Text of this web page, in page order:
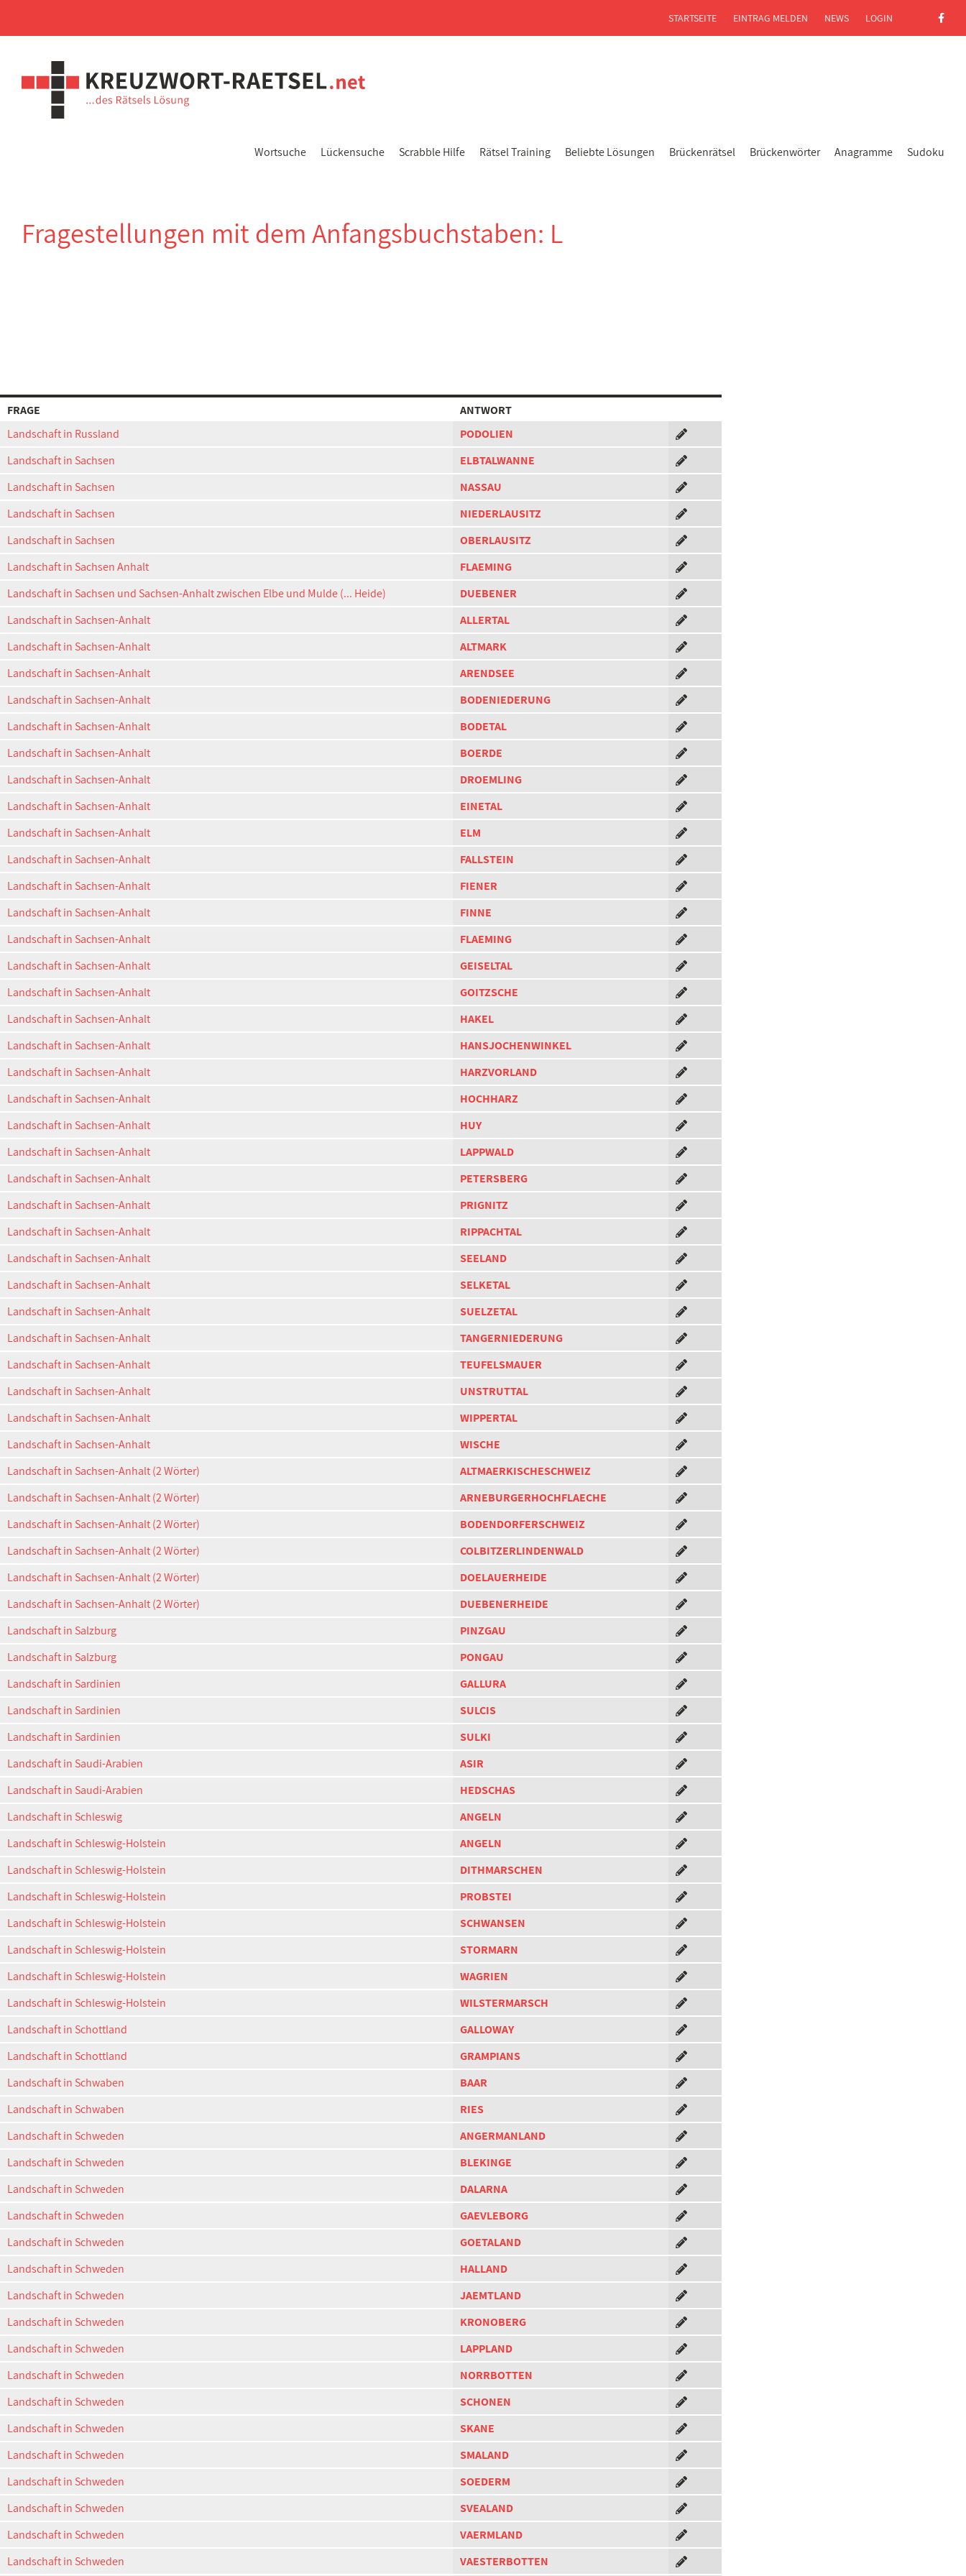
Wortsuche Lückensuche Scrabble Hilfe Rätsel Training Beliebte Lösungen Brückenrätsel Brückenwörter Anagramme Sudoku
STARTSEITE EINTRAG MELDEN NEWS LOGIN
Fragestellungen mit dem Anfangsbuchstaben: L
FRAGE
ANTWORT
Landschaft in Russland
PODOLIEN
Landschaft in Sachsen
ELBTALWANNE
Landschaft in Sachsen
NASSAU
Landschaft in Sachsen
NIEDERLAUSITZ
Landschaft in Sachsen
OBERLAUSITZ
Landschaft in Sachsen Anhalt
FLAEMING
Landschaft in Sachsen und Sachsen-Anhalt zwischen Elbe und Mulde (... Heide)
DUEBENER
Landschaft in Sachsen-Anhalt
ALLERTAL
Landschaft in Sachsen-Anhalt
ALTMARK
Landschaft in Sachsen-Anhalt
ARENDSEE
Landschaft in Sachsen-Anhalt
BODENIEDERUNG
Landschaft in Sachsen-Anhalt
BODETAL
Landschaft in Sachsen-Anhalt
BOERDE
Landschaft in Sachsen-Anhalt
DROEMLING
Landschaft in Sachsen-Anhalt
EINETAL
Landschaft in Sachsen-Anhalt
ELM
Landschaft in Sachsen-Anhalt
FALLSTEIN
Landschaft in Sachsen-Anhalt
FIENER
Landschaft in Sachsen-Anhalt
FINNE
Landschaft in Sachsen-Anhalt
FLAEMING
Landschaft in Sachsen-Anhalt
GEISELTAL
Landschaft in Sachsen-Anhalt
GOITZSCHE
Landschaft in Sachsen-Anhalt
HAKEL
Landschaft in Sachsen-Anhalt
HANSJOCHENWINKEL
Landschaft in Sachsen-Anhalt
HARZVORLAND
Landschaft in Sachsen-Anhalt
HOCHHARZ
Landschaft in Sachsen-Anhalt
HUY
Landschaft in Sachsen-Anhalt
LAPPWALD
Landschaft in Sachsen-Anhalt
PETERSBERG
Landschaft in Sachsen-Anhalt
PRIGNITZ
Landschaft in Sachsen-Anhalt
RIPPACHTAL
Landschaft in Sachsen-Anhalt
SEELAND
Landschaft in Sachsen-Anhalt
SELKETAL
Landschaft in Sachsen-Anhalt
SUELZETAL
Landschaft in Sachsen-Anhalt
TANGERNIEDERUNG
Landschaft in Sachsen-Anhalt
TEUFELSMAUER
Landschaft in Sachsen-Anhalt
UNSTRUTTAL
Landschaft in Sachsen-Anhalt
WIPPERTAL
Landschaft in Sachsen-Anhalt
WISCHE
Landschaft in Sachsen-Anhalt (2 Wörter)
ALTMAERKISCHESCHWEIZ
Landschaft in Sachsen-Anhalt (2 Wörter)
ARNEBURGERHOCHFLAECHE
Landschaft in Sachsen-Anhalt (2 Wörter)
BODENDORFERSCHWEIZ
Landschaft in Sachsen-Anhalt (2 Wörter)
COLBITZERLINDENWALD
Landschaft in Sachsen-Anhalt (2 Wörter)
DOELAUERHEIDE
Landschaft in Sachsen-Anhalt (2 Wörter)
DUEBENERHEIDE
Landschaft in Salzburg
PINZGAU
Landschaft in Salzburg
PONGAU
Landschaft in Sardinien
GALLURA
Landschaft in Sardinien
SULCIS
Landschaft in Sardinien
SULKI
Landschaft in Saudi-Arabien
ASIR
Landschaft in Saudi-Arabien
HEDSCHAS
Landschaft in Schleswig
ANGELN
Landschaft in Schleswig-Holstein
ANGELN
Landschaft in Schleswig-Holstein
DITHMARSCHEN
Landschaft in Schleswig-Holstein
PROBSTEI
Landschaft in Schleswig-Holstein
SCHWANSEN
Landschaft in Schleswig-Holstein
STORMARN
Landschaft in Schleswig-Holstein
WAGRIEN
Landschaft in Schleswig-Holstein
WILSTERMARSCH
Landschaft in Schottland
GALLOWAY
Landschaft in Schottland
GRAMPIANS
Landschaft in Schwaben
BAAR
Landschaft in Schwaben
RIES
Landschaft in Schweden
ANGERMANLAND
Landschaft in Schweden
BLEKINGE
Landschaft in Schweden
DALARNA
Landschaft in Schweden
GAEVLEBORG
Landschaft in Schweden
GOETALAND
Landschaft in Schweden
HALLAND
Landschaft in Schweden
JAEMTLAND
Landschaft in Schweden
KRONOBERG
Landschaft in Schweden
LAPPLAND
Landschaft in Schweden
NORRBOTTEN
Landschaft in Schweden
SCHONEN
Landschaft in Schweden
SKANE
Landschaft in Schweden
SMALAND
Landschaft in Schweden
SOEDERM
Landschaft in Schweden
SVEALAND
Landschaft in Schweden
VAERMLAND
Landschaft in Schweden
VAESTERBOTTEN